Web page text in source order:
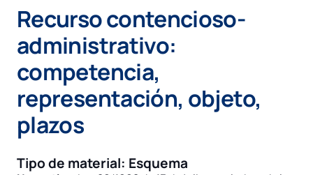
Recurso contencioso-
administrativo:
competencia,
representación, objeto,
plazos
Tipo de material: Esquema